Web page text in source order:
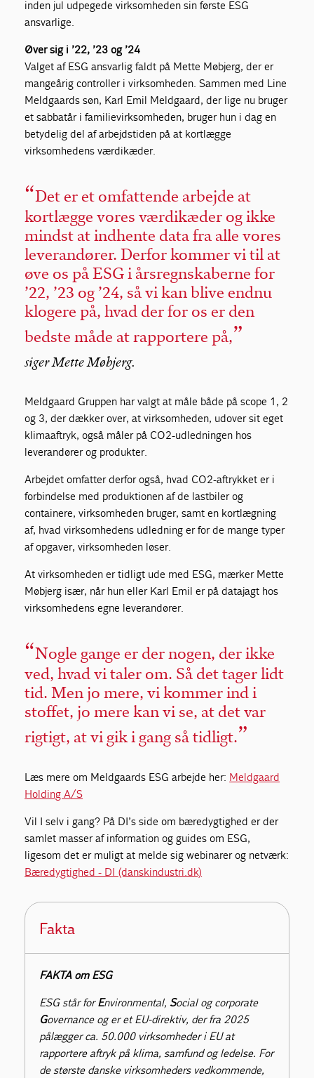
inden jul udpegede virksomheden sin første ESG
ansvarlige.
Øver sig i ’22, ’23 og ’24
Valget af ESG ansvarlig faldt på Mette Møbjerg, der er
mangeårig controller i virksomheden. Sammen med Line
Meldgaards søn, Karl Emil Meldgaard, der lige nu bruger
et sabbatår i familievirksomheden, bruger hun i dag en
betydelig del af arbejdstiden på at kortlægge
virksomhedens værdikæder.
Det er et omfattende arbejde at
kortlægge vores værdikæder og ikke
mindst at indhente data fra alle vores
leverandører. Derfor kommer vi til at
øve os på ESG i årsregnskaberne for
’22, ’23 og ’24, så vi kan blive endnu
klogere på, hvad der for os er den
bedste måde at rapportere på,
siger Mette Møbjerg.
Meldgaard Gruppen har valgt at måle både på scope 1, 2
og 3, der dækker over, at virksomheden, udover sit eget
klimaaftryk, også måler på CO2-udledningen hos
leverandører og produkter.
Arbejdet omfatter derfor også, hvad CO2-aftrykket er i
forbindelse med produktionen af de lastbiler og
containere, virksomheden bruger, samt en kortlægning
af, hvad virksomhedens udledning er for de mange typer
af opgaver, virksomheden løser.
At virksomheden er tidligt ude med ESG, mærker Mette
Møbjerg især, når hun eller Karl Emil er på datajagt hos
virksomhedens egne leverandører.
Nogle gange er der nogen, der ikke
ved, hvad vi taler om. Så det tager lidt
tid. Men jo mere, vi kommer ind i
stoffet, jo mere kan vi se, at det var
rigtigt, at vi gik i gang så tidligt.
Læs mere om Meldgaards ESG arbejde her: Meldgaard
Holding A/S
Vil I selv i gang? På DI’s side om bæredygtighed er der
samlet masser af information og guides om ESG,
ligesom det er muligt at melde sig webinarer og netværk:
Bæredygtighed - DI (danskindustri.dk)
Fakta
FAKTA om ESG
ESG står forEnvironmental,Social og corporate
Governance og er et EU-direktiv, der fra 2025
pålægger ca. 50.000 virksomheder i EU at
rapportere aftryk på klima, samfund og ledelse. For
de største danske virksomheders vedkommende,